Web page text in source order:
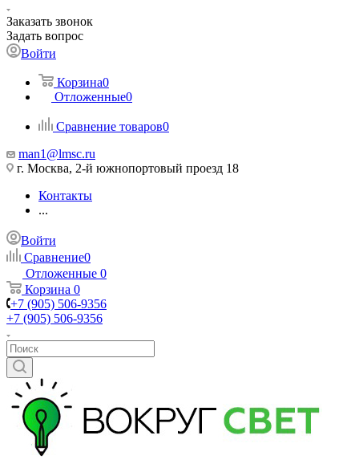
Заказать звонок
Задать вопрос
Войти
Корзина0
Отложенные0
Сравнение товаров0
man1@lmsc.ru
г. Москва, 2-й южнопортовый проезд 18
Контакты
...
Войти
Сравнение0
Отложенные 0
Корзина 0
+7 (905) 506-9356
+7 (905) 506-9356